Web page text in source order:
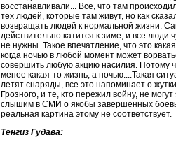
восстанавливали... Все, что там
тех людей, которые там живут, но как
возвращать людей к нормальной жизни.
действительно катится к зиме, и все люди
не нужны. Такое впечатление, что это
когда ночью в любой момент может
совершить любую акцию насилия. Потому
менее какая-то жизнь, а ночью....Такая
летят снаряды, все это напоминает о
Грозного, и те, кто пережил войну, не
слышим в СМИ о якобы завершенных
реальная картина этому не соответствует.
Тенгиз Гудава: